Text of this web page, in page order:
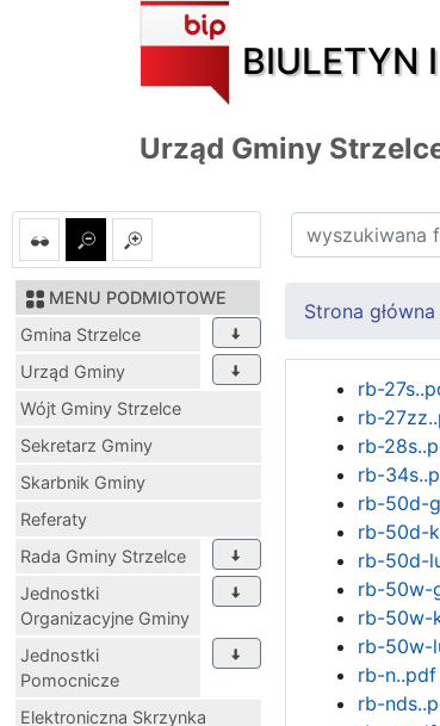
BIULETYN
Urząd Gminy
MENU PODMIOTOWE
Gmina Strzelce
Urząd Gminy
Wójt Gminy Strzelce
Sekretarz Gminy
Skarbnik Gminy
Referaty
Rada Gminy Strzelce
Jednostki
Organizacyjne Gminy
Jednostki
Pomocnicze
Elektroniczna Skrzynka
Strona główna
rb-
rb-
rb-
rb-
rb-50d-
rb-50d-
rb-50d-
rb-50w-
rb-50w-
rb-50w-
rb-n..pdf
rb-